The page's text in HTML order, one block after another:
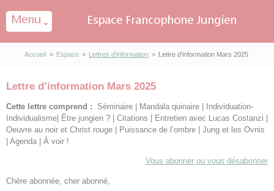
Accueil > Espace > Lettres d’information > Lettre d’information Mars 2025
Lettre d’information Mars 2025
Cette lettre comprend : Séminaire | Mandala quinaire | Individuation-
Individualisme| Être jungien ? | Citations | Entretien avec Lucas Costanzi |
Oeuvre au noir et Christ rouge | Puissance de l’ombre | Jung et les Ovnis
| Agenda | À voir !
Vous abonner ou vous désabonner
Chère abonnée, cher abonné,